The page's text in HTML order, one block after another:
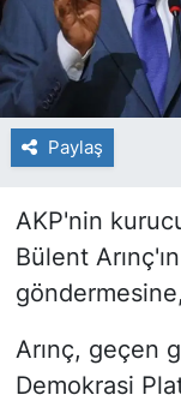
Paylaş
AKP'nin
Bülent
Arınç, geçen
Demokrasi